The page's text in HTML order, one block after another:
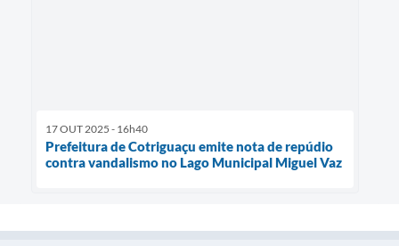
17 OUT 2025 - 16h40
Prefeitura de Cotriguaçu emite nota de repúdio
contra vandalismo no Lago Municipal Miguel Vaz